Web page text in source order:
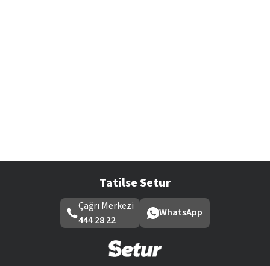
Tatilse Setur
Çağrı Merkezi
444 28 22
WhatsApp